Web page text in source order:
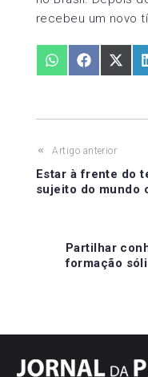
recebeu um novo
Share
on
Share
on
Share
on
Navegação
de
Artigo anterior
Estar à frente do
sujeito do mundo
Partilhar
formação